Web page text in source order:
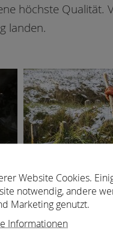
höchste Qualität.
landen.
Website Cookies.
notwendig, andere
Marketing genutzt.
Informationen